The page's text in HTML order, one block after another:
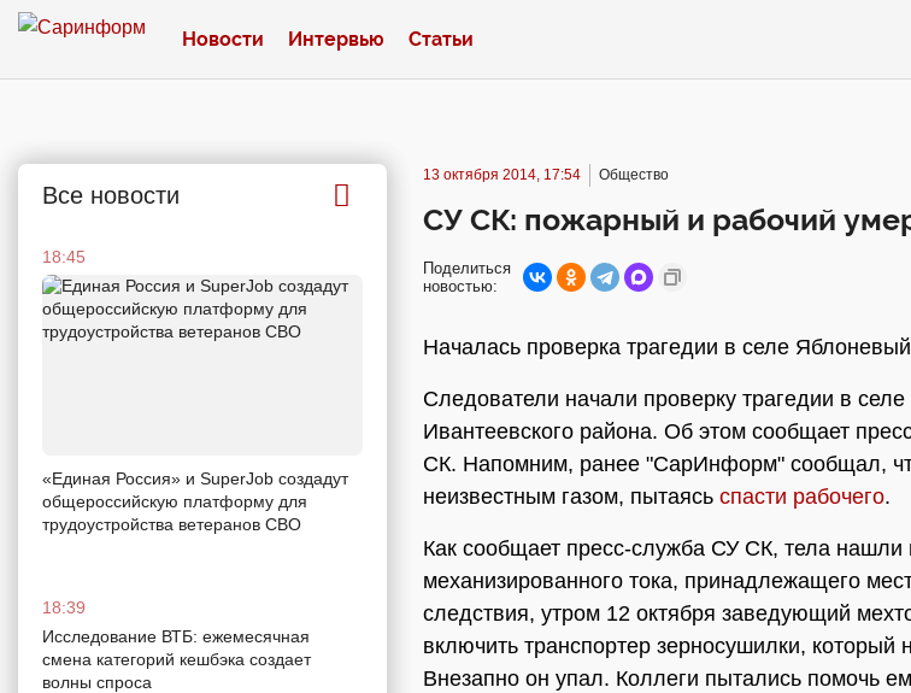
Новости Интервью Статьи
Все новости
18:45
«Единая Россия» и SuperJob создадут
общероссийскую платформу для
трудоустройства ветеранов СВО
18:39
Исследование ВТБ: ежемесячная
смена категорий кешбэка создает
волны спроса
13 октября 2014, 17:54 Общество
СУ СК: пожарный и рабочий
Поделиться
новостью:
Началась проверка трагедии в селе
Следователи начали проверку трагедии в
Ивантеевского района. Об этом сообщает
СК. Напомним, ранее "СарИнформ" сообщал,
неизвестным газом, пытаясь спасти рабочего.
Как сообщает пресс-служба СУ СК, тела нашли
механизированного тока, принадлежащего
следствия, утром 12 октября заведующий
включить транспортер зерносушилки, который
Внезапно он упал. Коллеги пытались помочь